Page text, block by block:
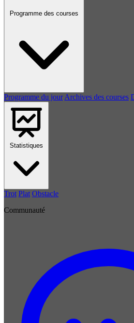
Programme des courses
Programme du jour Archives des courses
Statistiques
Trot Plat Obstacle
Communauté